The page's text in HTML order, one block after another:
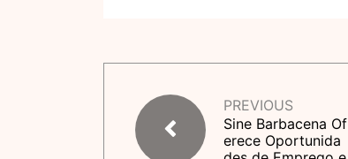
PREVIOUS
Sine Barbacena Of
erece Oportunida